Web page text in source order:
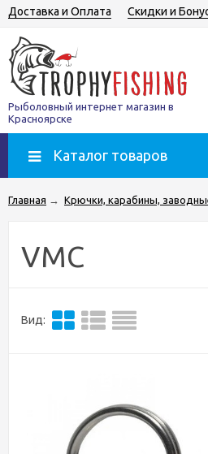
Доставка и Оплата Скидки и
Рыболовный интернет магазин в
Красноярске
Каталог товаров
Главная → Крючки, карабины,
VMC
Вид: